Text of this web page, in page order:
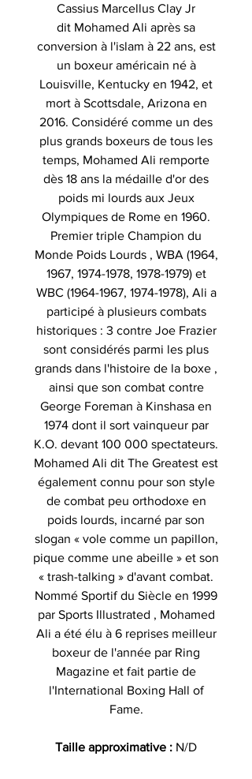
Cassius Marcellus Clay Jr
dit Mohamed Ali après sa
conversion à l'islam à 22 ans, est
un boxeur américain né à
Louisville, Kentucky en 1942, et
mort à Scottsdale, Arizona en
2016. Considéré comme un des
plus grands boxeurs de tous les
temps, Mohamed Ali remporte
dès 18 ans la médaille d'or des
poids mi lourds aux Jeux
Olympiques de Rome en 1960.
Premier triple Champion du
Monde Poids Lourds , WBA (1964,
1967, 1974-1978, 1978-1979) et
WBC (1964-1967, 1974-1978), Ali a
participé à plusieurs combats
historiques : 3 contre Joe Frazier
sont considérés parmi les plus
grands dans l'histoire de la boxe ,
ainsi que son combat contre
George Foreman à Kinshasa en
1974 dont il sort vainqueur par
K.O. devant 100 000 spectateurs.
Mohamed Ali dit The Greatest est
également connu pour son style
de combat peu orthodoxe en
poids lourds, incarné par son
slogan « vole comme un papillon,
pique comme une abeille » et son
« trash-talking » d'avant combat.
Nommé Sportif du Siècle en 1999
par Sports Illustrated , Mohamed
Ali a été élu à 6 reprises meilleur
boxeur de l'année par Ring
Magazine et fait partie de
l'International Boxing Hall of
Fame.
Taille approximative : N/D